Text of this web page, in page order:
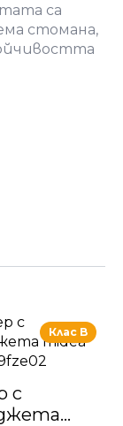
са
стомана,
Клас B
с